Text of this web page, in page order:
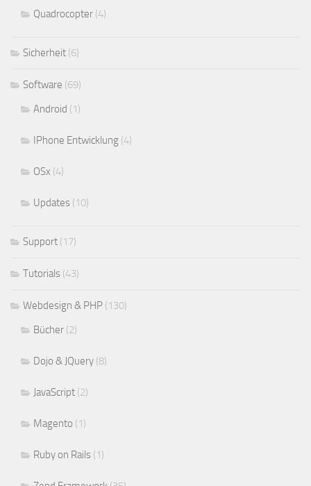
Quadrocopter (4)
Sicherheit (6)
Software (69)
Android (1)
IPhone Entwicklung (4)
OSx (4)
Updates (10)
Support (17)
Tutorials (43)
Webdesign & PHP (130)
Bücher (2)
Dojo & JQuery (8)
JavaScript (2)
Magento (1)
Ruby on Rails (1)